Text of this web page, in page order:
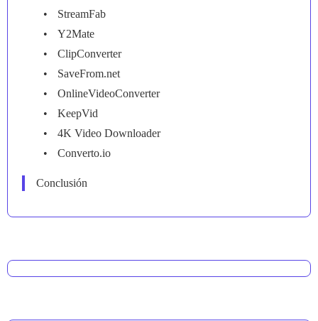
StreamFab
Y2Mate
ClipConverter
SaveFrom.net
OnlineVideoConverter
KeepVid
4K Video Downloader
Converto.io
Conclusión